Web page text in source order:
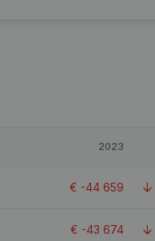
2023
€ -44 659
€ -43 674